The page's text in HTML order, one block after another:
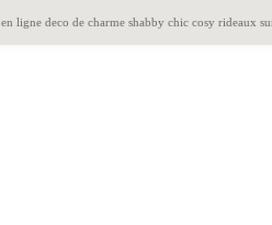
ligne deco de charme shabby chic cosy rideaux